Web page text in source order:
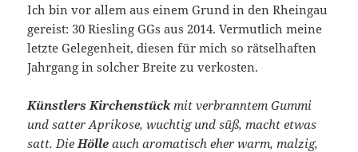
Ich bin vor allem aus einem Grund in den Rheingau
gereist: 30 Riesling GGs aus 2014. Vermutlich meine
letzte Gelegenheit, diesen für mich so rätselhaften
Jahrgang in solcher Breite zu verkosten.
Künstlers Kirchenstückmit verbranntem Gummi
und satter Aprikose, wuchtig und süß, macht etwas
satt. Die Hölle auch aromatisch eher warm, malzig,